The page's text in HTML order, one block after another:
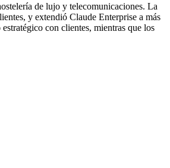
de lujo y telecomunicaciones. La
y extendió Claude Enterprise a más
con clientes, mientras que los